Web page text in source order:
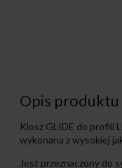
Opis produktu
Klosz GLIDE do profili
wykonana z wysokiej
Jest przeznaczony do